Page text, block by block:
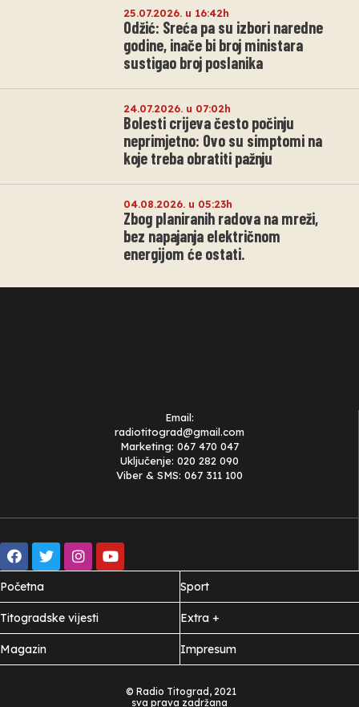
25.07.2026. u 16:42h
Odžić: Sreća pa su izbori naredne
godine, inače bi broj ministara
sustigao broj poslanika
24.07.2026. u 07:02h
Bolesti crijeva često počinju
neprimjetno: Ovo su simptomi na
koje treba obratiti pažnju
04.08.2026. u 05:23h
Zbog planiranih radova na mreži,
bez napajanja električnom
energijom će ostati.
Email:
radiotitograd@gmail.com
Marketing: 067 470 047
Uključenje: 020 282 090
Viber & SMS: 067 311 100
Početna
Titogradske vijesti
Magazin
Sport
Extra +
Impresum
© Radio Titograd, 2021
sva prava zadržana